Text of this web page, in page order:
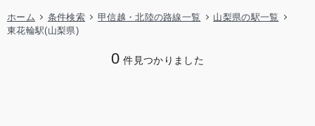
ホーム 条件検索 甲信越・北陸の路線一覧
山梨県の駅一覧
東花輪駅(山梨県)
0 件見つかりました